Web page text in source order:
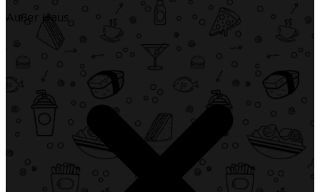
Außer Haus